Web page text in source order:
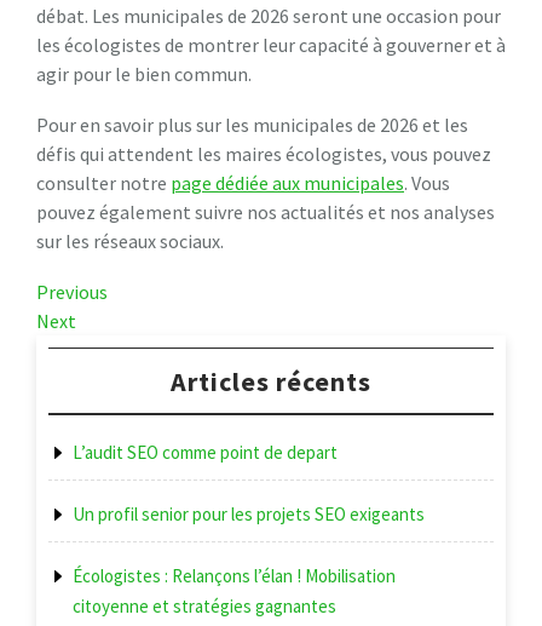
débat. Les municipales de 2026 seront une occasion pour
les écologistes de montrer leur capacité à gouverner et à
agir pour le bien commun.
Pour en savoir plus sur les municipales de 2026 et les
défis qui attendent les maires écologistes, vous pouvez
consulter notre page dédiée aux municipales. Vous
pouvez également suivre nos actualités et nos analyses
sur les réseaux sociaux.
Navigation
de
l’article
Previous
Post
Previous
Next
Post
Next
Articles récents
L’audit SEO comme point de depart
Un profil senior pour les projets SEO exigeants
Écologistes : Relançons l’élan ! Mobilisation
citoyenne et stratégies gagnantes